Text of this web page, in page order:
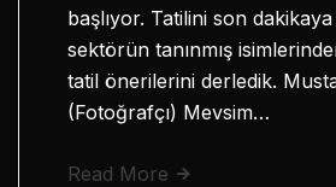
başlıyor. Tatilini son
sektörün tanınmış
tatil önerilerini derledik.
(Fotoğrafçı) Mevsim…
Read More